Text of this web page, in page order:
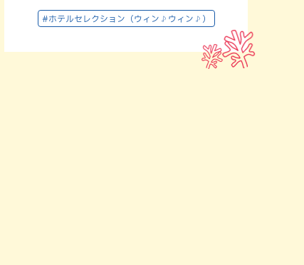
#ホテルセレクション（ウィン♪ウィン♪）